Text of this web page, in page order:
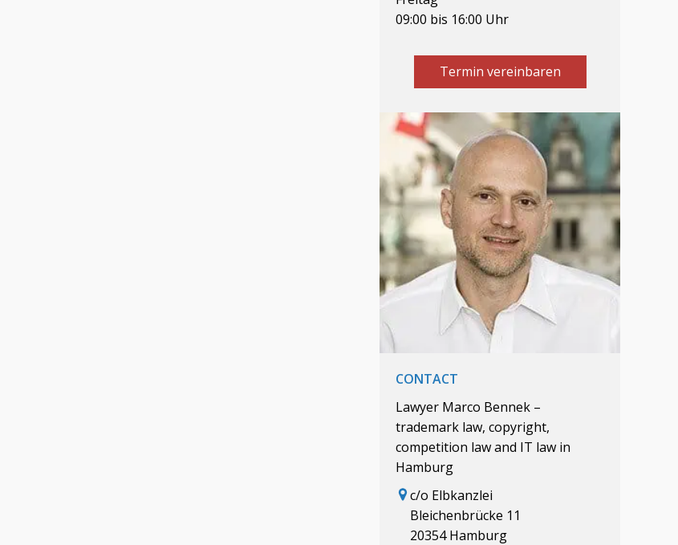
09:00 bis 16:00 Uhr
Termin vereinbaren
CONTACT
Lawyer Marco Bennek –
trademark law, copyright,
competition law and IT law in
Hamburg
c/o Elbkanzlei
Bleichenbrücke 11
20354 Hamburg